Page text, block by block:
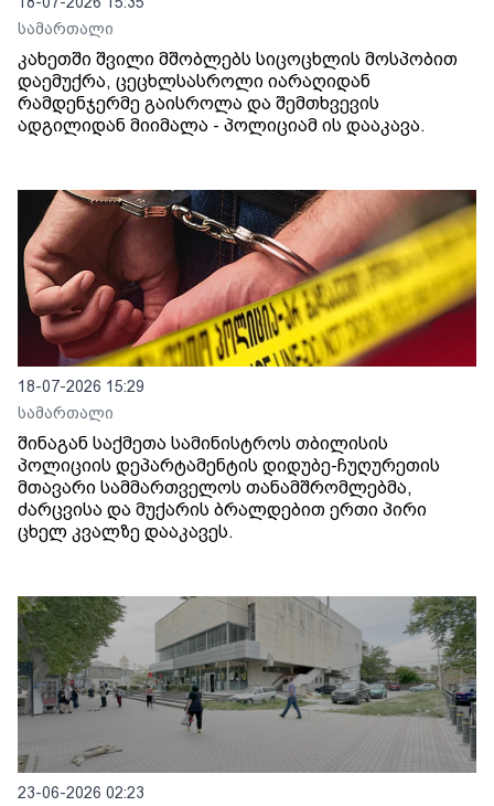
სამართალი
კახეთში შვილი მშობლებს სიცოცხლის მოსპობით
დაემუქრა, ცეცხლსასროლი იარაღიდან
რამდენჯერმე გაისროლა და შემთხვევის
ადგილიდან მიიმალა - პოლიციამ ის დააკავა.
18-07-2026 15:29
სამართალი
შინაგან საქმეთა სამინისტროს თბილისის
პოლიციის დეპარტამენტის დიდუბე-ჩუღურეთის
მთავარი სამმართველოს თანამშრომლებმა,
ძარცვისა და მუქარის ბრალდებით ერთი პირი
ცხელ კვალზე დააკავეს.
23-06-2026 02:23